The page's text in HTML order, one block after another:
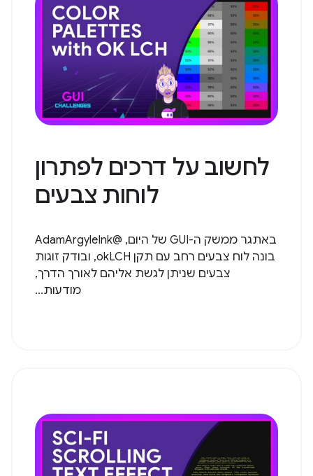
לחשוב על דרכים לפתרון
לוחות צבעים
באתגר ממשק ה-GUI של היום, @AdamArgyleInk
בונה לוח צבעים רחב עם תקן okLCH, ובודק זוגות
צבעים שניתן לגשת אליהם לאורך הדרך,
מודעות...